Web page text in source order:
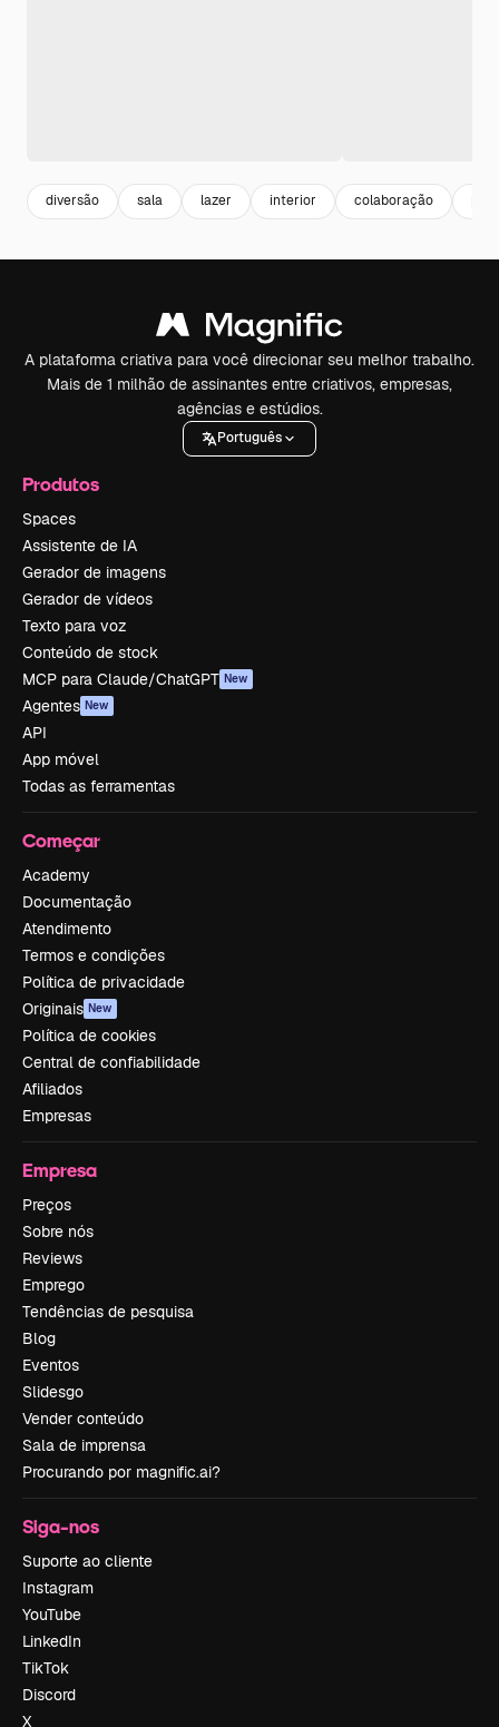
diversão sala lazer interior colaboração
A plataforma criativa para você direcionar seu melhor trabalho.
Mais de 1 milhão de assinantes entre criativos, empresas,
agências e estúdios.
Português
Produtos
Spaces
Assistente de IA
Gerador de imagens
Gerador de vídeos
Texto para voz
Conteúdo de stock
MCP para Claude/ChatGPT New
Agentes New
API
App móvel
Todas as ferramentas
Começar
Academy
Documentação
Atendimento
Termos e condições
Política de privacidade
Originais New
Política de cookies
Central de confiabilidade
Afiliados
Empresas
Empresa
Preços
Sobre nós
Reviews
Emprego
Tendências de pesquisa
Blog
Eventos
Slidesgo
Vender conteúdo
Sala de imprensa
Procurando por magnific.ai?
Siga-nos
Suporte ao cliente
Instagram
YouTube
LinkedIn
TikTok
Discord
X